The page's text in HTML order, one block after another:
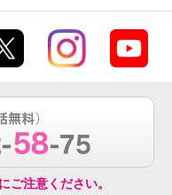
ご注意ください。